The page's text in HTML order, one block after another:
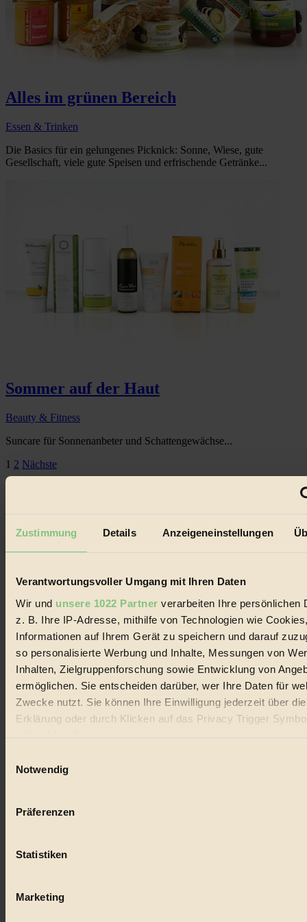
Zustimmung Details Anzeigeneinstellungen
Verantwortungsvoller Umgang mit Ihren Daten
Wir und unsere 1022 Partner verarbeiten Ihre persönlichen
z. B. Ihre IP-Adresse, mithilfe von Technologien wie
Informationen auf Ihrem Gerät zu speichern und darauf
so personalisierte Werbung und Inhalte, Messungen von
Inhalten, Zielgruppenforschung sowie Entwicklung von
ermöglichen. Sie entscheiden darüber, wer Ihre Daten für
Zwecke nutzt. Sie können Ihre Einwilligung jederzeit über
Erklärung oder durch Klicken auf das Privacy Trigger
oder widerrufen
Wenn Sie es erlauben, würden wir auch gerne:
Ihr Gerät durch aktives Scannen nach bestimmten
Erfahren Sie mehr darüber, wie Ihre persönlichen Daten
Notwendig
Präferenzen
Statistiken
Marketing
Alles im grünen Bereich
Essen & Trinken
Die Basics für ein gelungenes Picknick: Sonne, Wiese, gute
Gesellschaft, viele gute Speisen und erfrischende Getränke...
Sommer auf der Haut
Beauty & Fitness
Suncare für Sonnenanbeter und Schattengewächse...
Seitennummerierung
der
1 2 Nächste